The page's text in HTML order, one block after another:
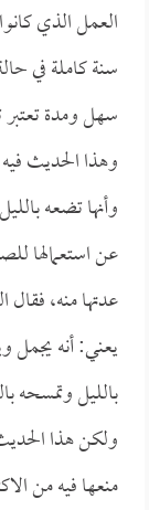
العمل الذي
سنة كاملة في
سهل ومدة تعتبر
وهذا الحديث
وأنها تضعه
عن استعمالها
عدتها منه،
يعني: أنه يجمل
بالليل وتمسحه
ولكن هذا
منعها فيه من